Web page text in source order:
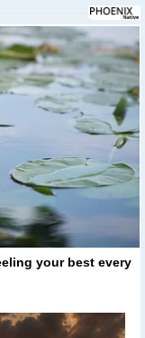
your best every